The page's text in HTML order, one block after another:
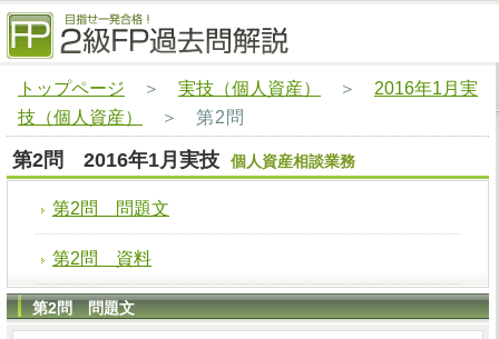
トップページ ＞ 実技（個人資産） ＞ 2016年1月実
技（個人資産）
＞ 第2問
第2問 2016年1月実技 個人資産相談業務
第2問 問題文
第2問 資料
第2問 問題文